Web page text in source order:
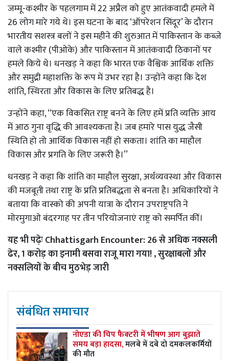
जम्मू-कश्मीर के पहलगाम में 22 अप्रैल को हुए आतंकवादी हमले में
26 लोग मारे गये थे। इस घटना के बाद ‘ऑपरेशन सिंदूर’ के दौरान
भारतीय सशस्त्र बलों ने इस महीने की शुरुआत में पाकिस्तान के कब्जे
वाले कश्मीर (पीओके) और पाकिस्तान में आतंकवादी ठिकानों पर
हमले किये थे। धनखड़ ने कहा कि भारत एक वैश्विक आर्थिक शक्ति
और समुद्री महाशक्ति के रूप में उभर रहा है। उन्होंने कहा कि देश
शांति, स्थिरता और विकास के लिए प्रतिबद्ध है।
उन्होंने कहा, ‘‘एक विकसित राष्ट्र बनने के लिए हमें प्रति व्यक्ति आय
में आठ गुना वृद्धि की आवश्यकता है। जब हमारे पास युद्ध जैसी
स्थिति हो तो आर्थिक विकास नहीं हो सकता। शांति का माहौल
विकास और प्रगति के लिए जरूरी है।’’
धनखड़ ने कहा कि शांति का माहौल सुरक्षा, अर्थव्यवस्था और विकास
की मजबूती तथा राष्ट्र के प्रति प्रतिबद्धता से बनता है। अधिकारियों ने
बताया कि वास्को की अपनी यात्रा के दौरान उपराष्ट्रपति ने
मोरमुगाओ बंदरगाह पर तीन परियोजनाएं राष्ट्र को समर्पित कीं।
यह भी पढ़ेःChhattisgarh Encounter: 26 से अधिक नक्सली
ढेर, 1 करोड़ का इनामी बसवा राजू मारा गया! , सुरक्षाबलों और
नक्सलियों के बीच मुठभेड़ जारी
संबंधित समाचार
नोएडा की चिप फैक्टरी में भीषण आग बुझाते
समय बड़ा हादसा,मलबे में दबे दो दमकलकर्मियों
की मौत